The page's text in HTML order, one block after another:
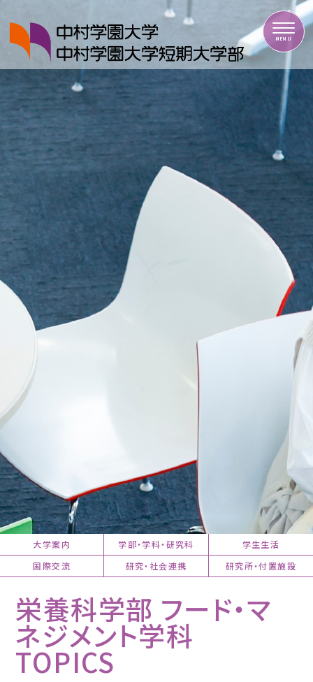
中村学園大学・中村学園大学短期大学部
MENU
大学案内 学部・学科・研究科
学生生活
国際交流
研究・社会連携 研究所・付置施設
栄養科学部 フード・マ
ネジメント学科
TOPICS